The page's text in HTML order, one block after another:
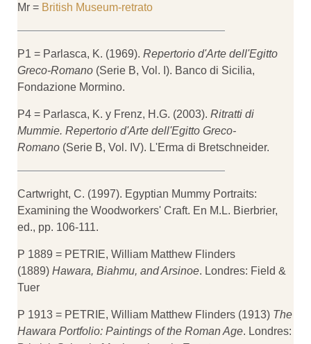
Mr = British Museum-retrato
P1 = Parlasca, K. (1969). Repertorio d'Arte dell'Egitto
Greco-Romano (Serie B, Vol. I). Banco di Sicilia,
Fondazione Mormino.
P4 = Parlasca, K. y Frenz, H.G. (2003). Ritratti di
Mummie. Repertorio d'Arte dell'Egitto Greco-
Romano (Serie B, Vol. IV). L'Erma di Bretschneider.
Cartwright, C. (1997). Egyptian Mummy Portraits:
Examining the Woodworkers' Craft. En M.L. Bierbrier,
ed., pp. 106-111.
P 1889 = PETRIE, William Matthew Flinders
(1889) Hawara, Biahmu, and Arsinoe. Londres: Field &
Tuer
P 1913 = PETRIE, William Matthew Flinders (1913) The
Hawara Portfolio: Paintings of the Roman Age. Londres: